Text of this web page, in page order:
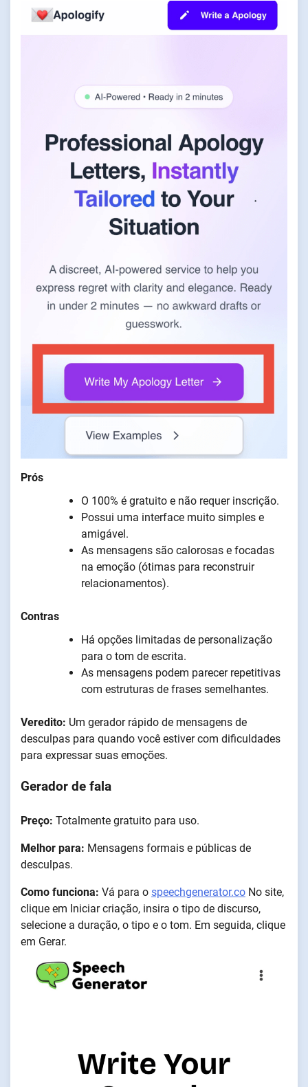
Prós
O 100% é gratuito e não requer inscrição.
Possui uma interface muito simples e
amigável.
As mensagens são calorosas e focadas
na emoção (ótimas para reconstruir
relacionamentos).
Contras
Há opções limitadas de personalização
para o tom de escrita.
As mensagens podem parecer repetitivas
com estruturas de frases semelhantes.
Veredito: Um gerador rápido de mensagens de
desculpas para quando você estiver com dificuldades
para expressar suas emoções.
Gerador de fala
Preço: Totalmente gratuito para uso.
Melhor para: Mensagens formais e públicas de
desculpas.
Como funciona: Vá para o speechgenerator.co No site,
clique em Iniciar criação, insira o tipo de discurso,
selecione a duração, o tipo e o tom. Em seguida, clique
em Gerar.